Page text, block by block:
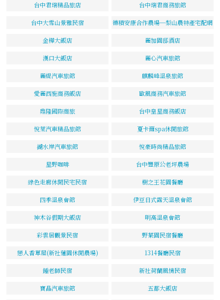
台中君瑞精品旅店 台中瑞君商務旅館
台中大雪山景雅民宿 德積安康合作農場─梨山農特產宅配網
金樺大飯店 麗加園邸酒店
漢口大飯店 麗心汽車旅館
麗緹汽車旅館 麒麟峰溫泉旅館
愛麗西施商務飯店 歐風商務汽車旅館
鼎隆國際商旅 台中皇星商務飯店
悅萊汽車精品旅館 夏卡爾spa休閒旅館
湖水岸汽車旅館 悅豪時尚精品旅館
星野咖啡 台中豐原公老坪農場
綠色走廊休閒民宅民宿 樹之王花園餐廳
四季溫泉會館 伊豆日式露天溫泉會館
神木谷假期大飯店 明高溫泉會館
彩雲居觀景民宿 野菜園民宿餐廳
戀人香草屋(新社蓮園休閒農場) 1314餐廳民宿
鍾老師民宿 新社荷蘭風情民宿
寶晶汽車旅館 五都大飯店